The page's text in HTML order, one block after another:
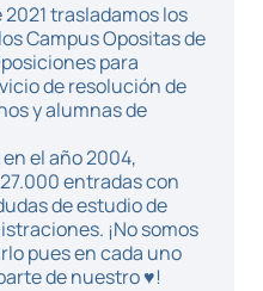
trasladamos los
Campus Opositas de
para
de resolución de
y alumnas de
el año 2004,
entradas con
de estudio de
¡No somos
pues en cada uno
de nuestro ♥!